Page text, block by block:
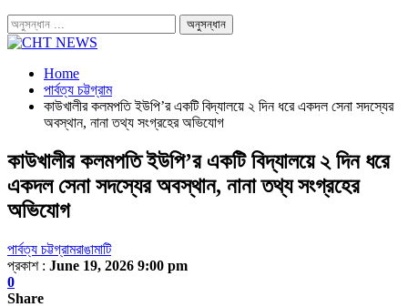
Home
পার্বত্য চট্টগ্রাম
কাউখালীর কলমপতি ইউপি’র একটি বিদ্যালয়ে ২ দিন ধরে একদল সেনা সদস্যের
অবস্থান, নানা তথ্য সংগ্রহের অভিযোগ
কাউখালীর কলমপতি ইউপি’র একটি বিদ্যালয়ে ২ দিন ধরে
একদল সেনা সদস্যের অবস্থান, নানা তথ্য সংগ্রহের
অভিযোগ
পার্বত্য চট্টগ্রামরাঙামাটি
প্রকাশ : June 19, 2026 9:00 pm
0
Share